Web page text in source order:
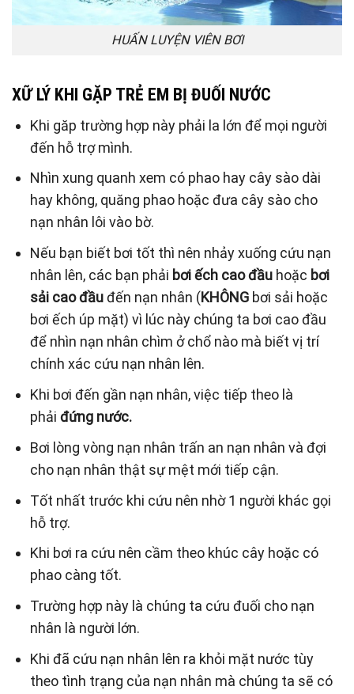
HUẤN LUYỆN VIÊN BƠI
XỮ LÝ KHI GẶP TRẺ EM BỊ ĐUỐI NƯỚC
Khi găp trường hợp này phải la lớn để mọi người
đến hỗ trợ mình.
Nhìn xung quanh xem có phao hay cây sào dài
hay không, quăng phao hoặc đưa cây sào cho
nạn nhân lôi vào bờ.
Nếu bạn biết bơi tốt thì nên nhảy xuống cứu nạn
nhân lên, các bạn phải bơi ếch cao đầu hoặc bơi
sải cao đầuđến nạn nhân (KHÔNG bơi sải hoặc
bơi ếch úp mặt) vì lúc này chúng ta bơi cao đầu
để nhìn nạn nhân chìm ở chổ nào mà biết vị trí
chính xác cứu nạn nhân lên.
Khi bơi đến gần nạn nhân, việc tiếp theo là
phảiđứng nước.
Bơi lòng vòng nạn nhân trấn an nạn nhân và đợi
cho nạn nhân thật sự mệt mới tiếp cận.
Tốt nhất trước khi cứu nên nhờ 1 người khác gọi
hỗ trợ.
Khi bơi ra cứu nên cầm theo khúc cây hoặc có
phao càng tốt.
Trường hợp này là chúng ta cứu đuối cho nạn
nhân là người lớn.
Khi đã cứu nạn nhân lên ra khỏi mặt nước tùy
theo tình trạng của nạn nhân mà chúng ta sẽ có